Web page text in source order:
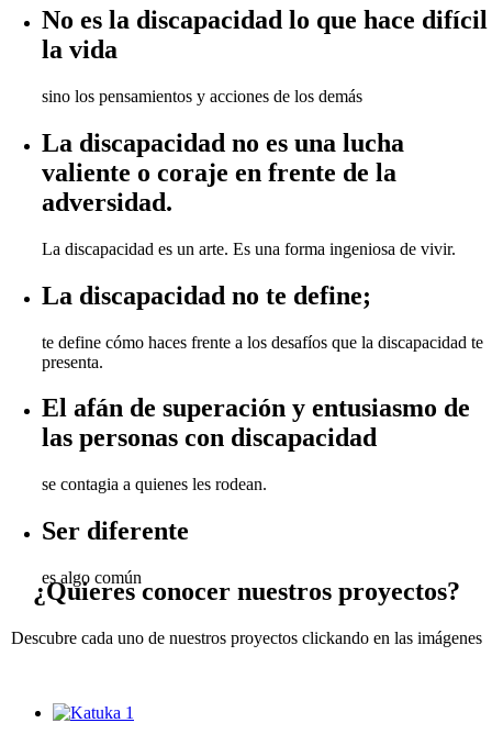
No es la discapacidad lo que hace difícil
la vida
sino los pensamientos y acciones de los demás
La discapacidad no es una lucha
valiente o coraje en frente de la
adversidad.
La discapacidad es un arte. Es una forma ingeniosa de vivir.
La discapacidad no te define;
te define cómo haces frente a los desafíos que la discapacidad te
presenta.
El afán de superación y entusiasmo de
las personas con discapacidad
se contagia a quienes les rodean.
Ser diferente
es algo común
¿Quieres conocer nuestros proyectos?
Descubre cada uno de nuestros proyectos clickando en las imágenes